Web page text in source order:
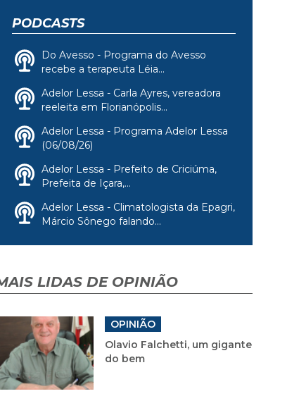
PODCASTS
Do Avesso - Programa do Avesso
recebe a terapeuta Léia...
Adelor Lessa - Carla Ayres, vereadora
reeleita em Florianópolis...
Adelor Lessa - Programa Adelor Lessa
(06/08/26)
Adelor Lessa - Prefeito de Criciúma,
Prefeita de Içara,...
Adelor Lessa - Climatologista da Epagri,
Márcio Sônego falando...
LIDAS DE OPINIÃO
OPINIÃO
Olavio Falchetti, um gigante
do bem